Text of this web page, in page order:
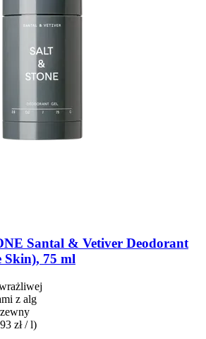
Santal & Vetiver Deodorant
Skin), 75 ml
z alg
zł / l)